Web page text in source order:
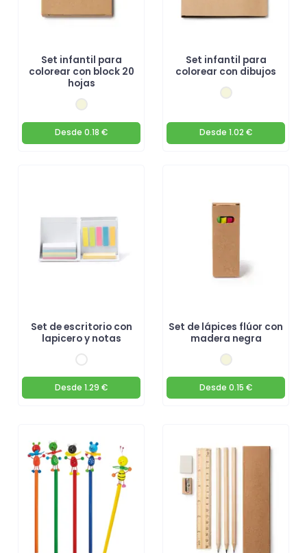
Set infantil para
colorear con block 20
hojas
Desde 0.18 €
Set infantil para
colorear con dibujos
Desde 1.02 €
Set de escritorio con
lapicero y notas
Desde 1.29 €
Set de lápices flúor con
madera negra
Desde 0.15 €